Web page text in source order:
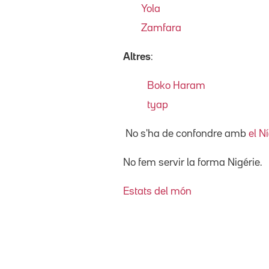
Yola
Zamfara
Altres:
Boko Haram
tyap
No s'ha de confondre amb el
No fem servir la forma Nigérie.
Estats del món